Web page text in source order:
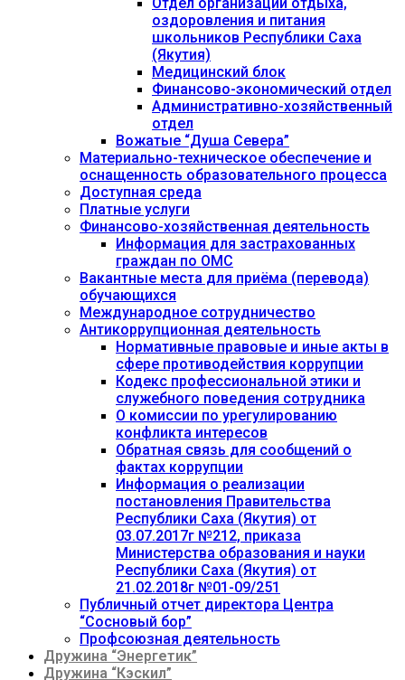
оздоровления и питания
школьников Республики Саха
(Якутия)
Медицинский блок
Финансово-экономический отдел
Административно-хозяйственный
отдел
Вожатые “Душа Севера”
Материально-техническое обеспечение и
оснащенность образовательного процесса
Доступная среда
Платные услуги
Финансово-хозяйственная деятельность
Информация для застрахованных
граждан по ОМС
Вакантные места для приёма (перевода)
обучающихся
Международное сотрудничество
Антикоррупционная деятельность
Нормативные правовые и иные акты в
сфере противодействия коррупции
Кодекс профессиональной этики и
служебного поведения сотрудника
О комиссии по урегулированию
конфликта интересов
Обратная связь для сообщений о
фактах коррупции
Информация о реализации
постановления Правительства
Республики Саха (Якутия) от
03.07.2017г №212, приказа
Министерства образования и науки
Республики Саха (Якутия) от
21.02.2018г №01-09/251
Публичный отчет директора Центра
“Сосновый бор”
Профсоюзная деятельность
Дружина “Энергетик”
Дружина “Кэскил”